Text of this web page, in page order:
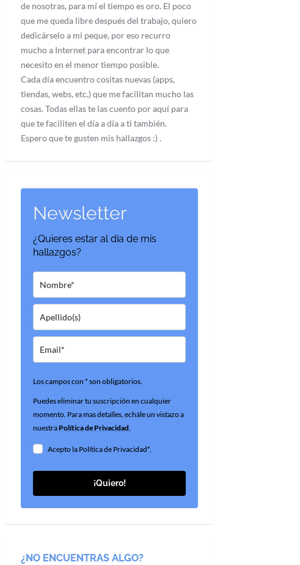
de nosotras, para mí el tiempo es oro. El poco
que me queda libre después del trabajo, quiero
dedicárselo a mi peque, por eso recurro
mucho a Internet para encontrar lo que
necesito en el menor tiempo posible.
Cada día encuentro cositas nuevas (apps,
tiendas, webs, etc.) que me facilitan mucho las
cosas. Todas ellas te las cuento por aquí para
que te faciliten el día a día a ti también.
Espero que te gusten mis hallazgos :) .
Newsletter
¿Quieres estar al día de mis
hallazgos?
Los campos con * son obligatorios.
Puedes eliminar tu suscripción en cualquier
momento. Para mas detalles, echále un vistazo a
nuestraPolítica de Privacidad.
Acepto la Política de Privacidad*.
¡Quiero!
¿NO ENCUENTRAS ALGO?